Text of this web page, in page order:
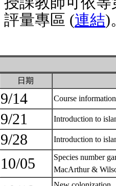
評量專區 (連結)
日期
9/14 Course
9/21 Introduction to
9/28 Introduction to
10/05
Species number
MacArthur &